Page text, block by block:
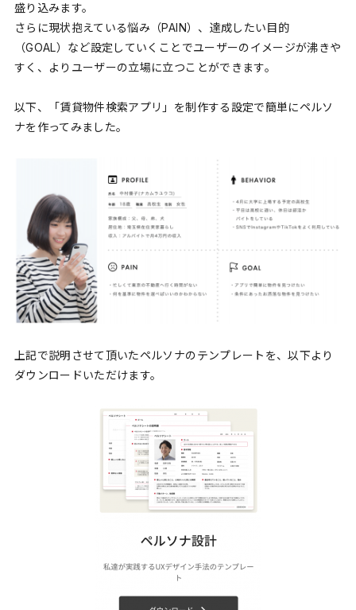
盛り込みます。
さらに現状抱えている悩み（PAIN）、達成したい目的
（GOAL）など設定していくことでユーザーのイメージが沸きや
すく、よりユーザーの立場に立つことができます。
以下、「賃貸物件検索アプリ」を制作する設定で簡単にペルソ
ナを作ってみました。
上記で説明させて頂いたペルソナのテンプレートを、以下より
ダウンロードいただけます。